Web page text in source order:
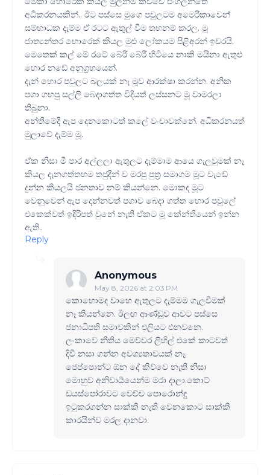
අධිකරනයකින්.. ඊට පස්සෙ මුගෙ පවුලටම අමෙරිකාවෙන්
සම්භාධක දැම්ම ඒ රටට ඇතුල් වීම තහනම් කරල. මූ
ජාත්‍යන්තර හොරෙක් කියල මුළු ලෝකයම පිළිඅරන් ඉවරයි.
මෙතෙක් කල් මේ රටේ බේරී බේරී හිටියෙ නාකි මයිනා ඇතුළු
හොර නඩේ අනුග්‍රහයෙන්.
දැන් හොර පවුලට බලයක් නෑ මූව ආරක්ෂා කරන්න. අනික
පගා ගහපු සල්ලි බෙදාගත්ත විදියත් ලස්සනට මූ වාමරලා
තිබුනා.
අන්තිමේදී ඇප දෙනකොටත් කලේ වංචාවක්නේ. අධිකරනයත්
මුලාවේ දැම්ම මූ.
ඒක නිසා මී පාර අල්ලලා ඇතුලට දැම්මාම ආයෙ ගැලවුමක් නෑ
කියල දැනගත්තහම තජුදීන් ව මරපු පුත්‍ර සමාගම මූට වැඩේ
දුන්න කියලයි ජනතාව නම් කියන්නෙ. මොකද මූට
වෙනුවෙන් ඇප දෙන්නවත් පගාව බෙදා ගත්ත හොර පවුලේ
එකෙක්වත් ඉදිරිපත් වුනේ නැති ඒකට මූ කේන්තියෙන් ඉන්න
ඇති..
Reply
Anonymous
May 8, 2026 at 2:03 PM
කොහොමද වාහෙ ඇතුලට දැම්මම ගැලවීමක්
නෑ කියන්නෙ. ඊලඟ ආණ්ඩුව ආවට පස්සෙ
ජනාධිපති සමාවකින් එලියට එනවනෙ.
ලංකාවෙ නීතිය මෙච්චර ලිහිල් එකේ කාටවත්
දිවි නසා ගන්න අවශ්‍යතාවයක් නෑ.
ජෙප්පොන්ට ඕන දේ කිව්වෙ නැති නිසා
මොහුව අනිවාර්‍යයෙන්ම මරා දාලා.කොට්
ඩයස්පෝරාවට වෙච්ච පොරොන්දු
ඉටුකරගන්න සාක්කි නැති වෙනකොට සාක්කි
කාරයින්ව මරල දානවා.